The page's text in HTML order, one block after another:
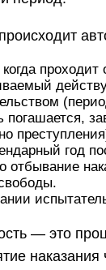
проходит
погашается,
год
отбывание
— это
наказания